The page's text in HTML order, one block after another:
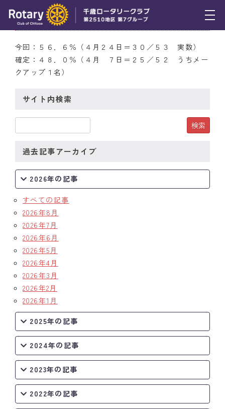
トピックス
例会報告
スケジュール
年間プログラム
木曜会
組織図
クラブのあゆみ
クラブの歴史
歴代会長・幹事
記念誌
案内
例会場・事務局の案内
リンク集
情報公開
入会のご案内
4月24日（木） 出席率
今回：５６．６％（４月２４日＝３０／５３ 実数）
確定：４８．０％（４月 ７日＝２５／５２ うちメー
クアップ１名）
サイト内検索
過去記事アーカイブ
2026年の記事
すべての記事
2026年8月
2026年7月
2026年6月
2026年5月
2026年4月
2026年3月
2026年2月
2026年1月
2025年の記事
2024年の記事
2023年の記事
2022年の記事